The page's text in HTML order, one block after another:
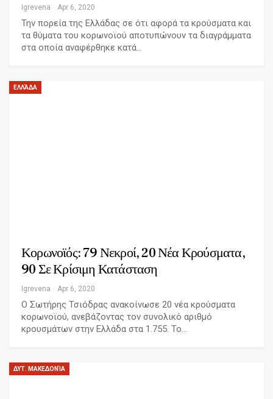
Igrevena Apr 6, 2020
Την πορεία της Ελλάδας σε ότι αφορά τα κρούσματα και
τα θύματα του κορωνοϊού αποτυπώνουν τα διαγράμματα
στα οποία αναφέρθηκε κατά…
ΕΛΛΆΔΑ
Κορωνοϊός: 79 Νεκροί, 20 Νέα Κρούσματα,
90 Σε Κρίσιμη Κατάσταση
Igrevena Apr 6, 2020
Ο Σωτήρης Τσιόδρας ανακοίνωσε 20 νέα κρούσματα
κορωνοϊού, ανεβάζοντας τον συνολικό αριθμό
κρουσμάτων στην Ελλάδα στα 1.755. Το…
ΔΥΤ. ΜΑΚΕΔΟΝΊΑ